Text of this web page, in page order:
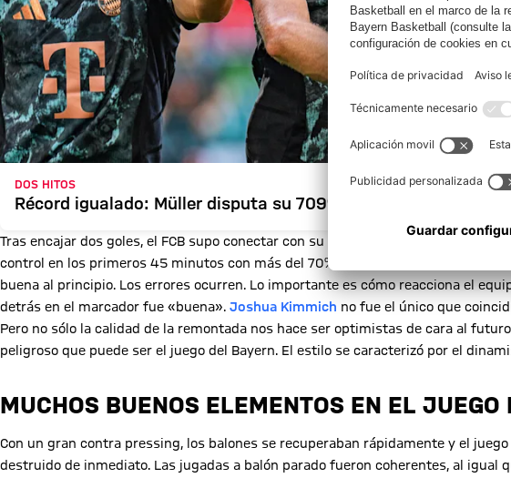
DOS HITOS
Récord igualado: Müller disputa su 709º partido oficial
Tras encajar dos goles, el FCB supo conectar con su excelente primera parte. El
control en los primeros 45 minutos con más del 70% de posesión. «La primera
buena al principio. Los errores ocurren. Lo importante es cómo reacciona el
detrás en el marcador fue «buena». Joshua Kimmich no fue el único que
Pero no sólo la calidad de la remontada nos hace ser optimistas de cara al
peligroso que puede ser el juego del Bayern. El estilo se caracterizó por el
MUCHOS BUENOS ELEMENTOS EN EL JUEGO
Con un gran contra pressing, los balones se recuperaban rápidamente y el
destruido de inmediato. Las jugadas a balón parado fueron coherentes, al igual